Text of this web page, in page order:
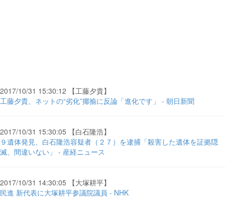
2017/10/31 15:30:12 【工藤夕貴】
工藤夕貴、ネットの“劣化”揶揄に反論「進化です」 - 朝日新聞
2017/10/31 15:30:05 【白石隆浩】
９遺体発見、白石隆浩容疑者（２７）を逮捕「殺害した遺体を証拠隠
滅、間違いない」 - 産経ニュース
2017/10/31 14:30:05 【大塚耕平】
民進 新代表に大塚耕平参議院議員 - NHK